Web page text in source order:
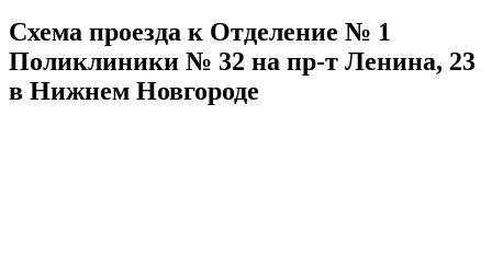
Схема проезда к Отделение № 1
Поликлиники № 32 на пр-т Ленина, 23
в Нижнем Новгороде